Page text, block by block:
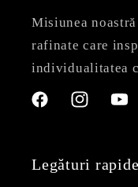
Misiunea
rafinate care
individualitatea
FacebookInstagram
Legături rapide